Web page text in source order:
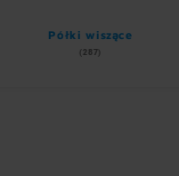
Półki wiszące